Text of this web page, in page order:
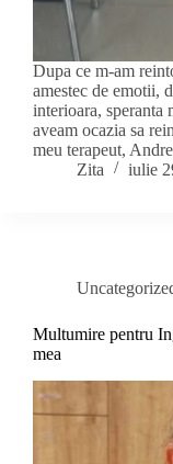
Dupa ce m-am
amestec de emotii,
interioara, speranta
aveam ocazia sa
meu terapeut,
Zita
iulie
Multumire pentru
mea